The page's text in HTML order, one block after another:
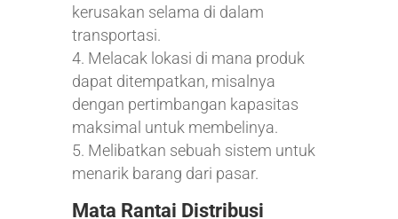
kerusakan selama di dalam
transportasi.
Melacak lokasi di mana produk
dapat ditempatkan, misalnya
dengan pertimbangan kapasitas
maksimal untuk membelinya.
Melibatkan sebuah sistem untuk
menarik barang dari pasar.
Mata Rantai Distribusi